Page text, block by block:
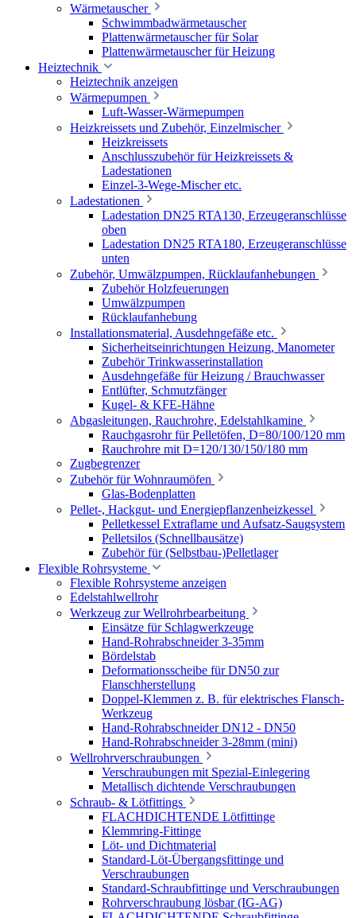
Wärmetauscher
Schwimmbadwärmetauscher
Plattenwärmetauscher für Solar
Plattenwärmetauscher für Heizung
Heiztechnik
Heiztechnik anzeigen
Wärmepumpen
Luft-Wasser-Wärmepumpen
Heizkreissets und Zubehör, Einzelmischer
Heizkreissets
Anschlusszubehör für Heizkreissets &
Ladestationen
Einzel-3-Wege-Mischer etc.
Ladestationen
Ladestation DN25 RTA130, Erzeugeranschlüsse
oben
Ladestation DN25 RTA180, Erzeugeranschlüsse
unten
Zubehör, Umwälzpumpen, Rücklaufanhebungen
Zubehör Holzfeuerungen
Umwälzpumpen
Rücklaufanhebung
Installationsmaterial, Ausdehngefäße etc.
Sicherheitseinrichtungen Heizung, Manometer
Zubehör Trinkwasserinstallation
Ausdehngefäße für Heizung / Brauchwasser
Entlüfter, Schmutzfänger
Kugel- & KFE-Hähne
Abgasleitungen, Rauchrohre, Edelstahlkamine
Rauchgasrohr für Pelletöfen, D=80/100/120 mm
Rauchrohre mit D=120/130/150/180 mm
Zugbegrenzer
Zubehör für Wohnraumöfen
Glas-Bodenplatten
Pellet-, Hackgut- und Energiepflanzenheizkessel
Pelletkessel Extraflame und Aufsatz-Saugsystem
Pelletsilos (Schnellbausätze)
Zubehör für (Selbstbau-)Pelletlager
Flexible Rohrsysteme
Flexible Rohrsysteme anzeigen
Edelstahlwellrohr
Werkzeug zur Wellrohrbearbeitung
Einsätze für Schlagwerkzeuge
Hand-Rohrabschneider 3-35mm
Bördelstab
Deformationsscheibe für DN50 zur
Flanschherstellung
Doppel-Klemmen z. B. für elektrisches Flansch-
Werkzeug
Hand-Rohrabschneider DN12 - DN50
Hand-Rohrabschneider 3-28mm (mini)
Wellrohrverschraubungen
Verschraubungen mit Spezial-Einlegering
Metallisch dichtende Verschraubungen
Schraub- & Lötfittings
FLACHDICHTENDE Lötfittinge
Klemmring-Fittinge
Löt- und Dichtmaterial
Standard-Löt-Übergangsfittinge und
Verschraubungen
Standard-Schraubfittinge und Verschraubungen
Rohrverschraubung lösbar (IG-AG)